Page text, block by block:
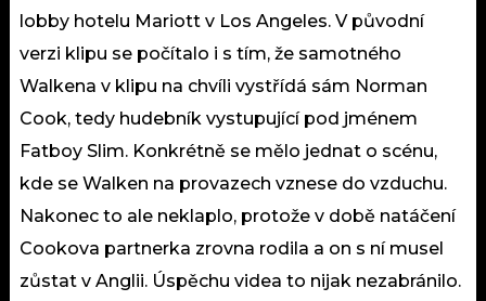
lobby hotelu Mariott v Los Angeles. V původní
verzi klipu se počítalo i s tím, že samotného
Walkena v klipu na chvíli vystřídá sám Norman
Cook, tedy hudebník vystupující pod jménem
Fatboy Slim. Konkrétně se mělo jednat o scénu,
kde se Walken na provazech vznese do vzduchu.
Nakonec to ale neklaplo, protože v době natáčení
Cookova partnerka zrovna rodila a on s ní musel
zůstat v Anglii. Úspěchu videa to nijak nezabránilo.